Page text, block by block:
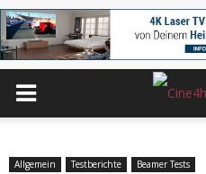
Allgemein Testberichte Beamer Tests